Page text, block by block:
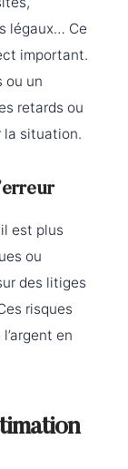
légaux… Ce
important.
ou un
retards ou
la situation.
est plus
ou
des litiges
risques
en